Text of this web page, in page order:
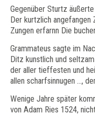
Gegenüber Sturtz
Der kurtzlich angefangen
Zungen erfarnn Die
Grammateus sagte im
Ditz kunstlich und
der aller tieffesten und
allen scharfsinnugen ...,
Wenige Jahre später
von Adam Ries 1524,